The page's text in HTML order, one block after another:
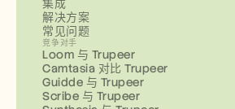
集成
解决方案
常见问题
竞争对手
Loom 与 Trupeer
Camtasia 对比 Trupeer
Guidde 与 Trupeer
Scribe 与 Trupeer